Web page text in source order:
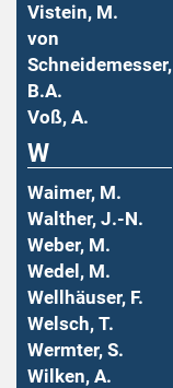
Vistein, M.
von
Schneidemesser,
B.A.
Voß, A.
W
Waimer, M.
Walther, J.-N.
Weber, M.
Wedel, M.
Wellhäuser, F.
Welsch, T.
Wermter, S.
Wilken, A.